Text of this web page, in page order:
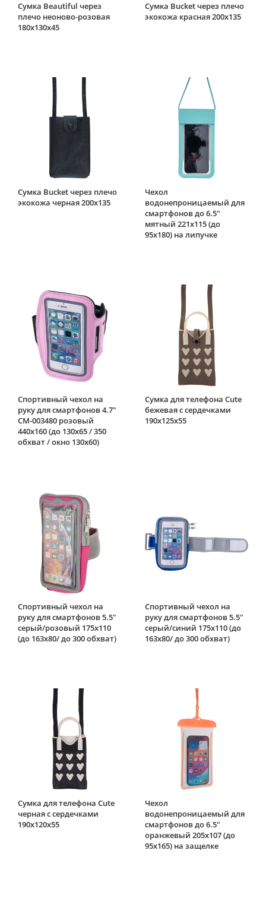
Сумка Beautiful через
плечо неоново-розовая
180х130х45
Сумка Bucket через плечо
экокожа красная 200х135
Сумка Bucket через плечо
экокожа черная 200х135
Чехол
водонепроницаемый для
смартфонов до 6.5"
мятный 221х115 (до
95х180) на липучке
Спортивный чехол на
руку для смартфонов 4.7"
CM-003480 розовый
440х160 (до 130х65 / 350
обхват / окно 130x60)
Сумка для телефона Cute
бежевая с сердечками
190х125х55
Спортивный чехол на
руку для смартфонов 5.5"
серый/розовый 175х110
(до 163х80/ до 300 обхват)
Спортивный чехол на
руку для смартфонов 5.5"
серый/синий 175х110 (до
163х80/ до 300 обхват)
Сумка для телефона Cute
черная с сердечками
190х120х55
Чехол
водонепроницаемый для
смартфонов до 6.5"
оранжевый 205х107 (до
95х165) на защелке